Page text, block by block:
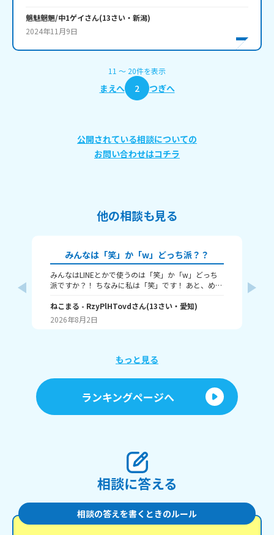
魑魅魍魎/中1ゲイさん(13さい・ 新潟)
2024年11月9日
11 〜 20件を表示
まえへ 2 つぎへ
公開されている相談についての
お問い合わせはコチラ
他の相談も見る
みんなは「笑」か「w」どっち派？？
みんなはLINEとかで使うのは「笑」か「w」どっち
派ですか？！ ちなみに私は「笑」です！ あと、めっ
す！ （笑笑、爆笑、wwwなど）
ねこまる - RzyPlHTovdさん(13さい・ 愛知)
2026年8月2日
もっと見る
ランキングページへ
相談に答える
相談の答えを書くときのルール